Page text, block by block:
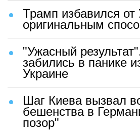
Трамп избавился от
оригинальным
"Ужасный
забились в панике
Украине
Шаг Киева вызвал
бешенства в
позор"